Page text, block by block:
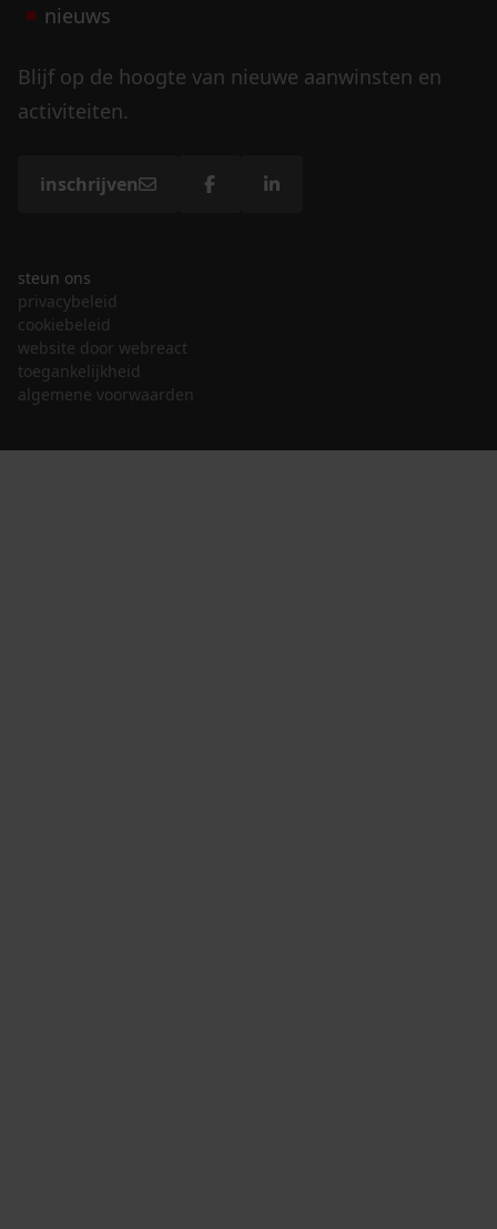
nieuws
Blijf op de hoogte van nieuwe aanwinsten en
activiteiten.
inschrijven
steun ons
privacybeleid
cookiebeleid
website door webreact
toegankelijkheid
algemene voorwaarden